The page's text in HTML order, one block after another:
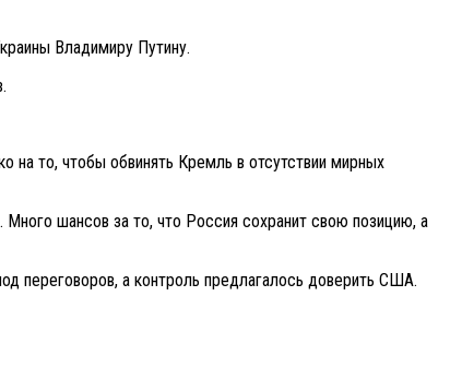
Владимиру Путину.
на то, чтобы обвинять Кремль в отсутствии мирных
шансов за то, что Россия сохранит свою позицию, а
переговоров, а контроль предлагалось доверить США.